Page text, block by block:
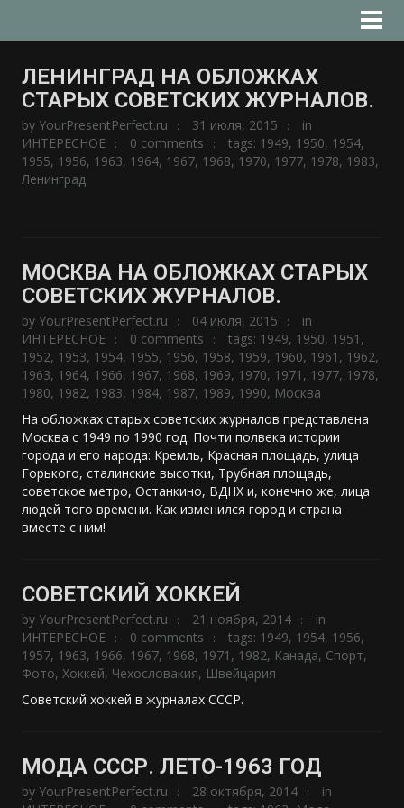
ЛЕНИНГРАД НА ОБЛОЖКАХ
СТАРЫХ СОВЕТСКИХ ЖУРНАЛОВ.
by YourPresentPerfect.ru 31 июля, 2015
in
ИНТЕРЕСНОЕ
0 comments tags: 1949, 1950, 1954,
1955, 1956, 1963, 1964, 1967, 1968, 1970, 1977, 1978, 1983,
Ленинград
МОСКВА НА ОБЛОЖКАХ СТАРЫХ
СОВЕТСКИХ ЖУРНАЛОВ.
by YourPresentPerfect.ru 04 июля, 2015
in
ИНТЕРЕСНОЕ
0 comments tags: 1949, 1950, 1951 ,
1952, 1953, 1954, 1955, 1956, 1958, 1959, 1960, 1961 , 1962,
1963, 1964, 1966, 1967, 1968, 1969, 1970, 1971 , 1977, 1978,
1980, 1982, 1983, 1984, 1987, 1989, 1990, Москва
На обложках старых советских журналов представлена
Москва с 1949 по 1990 год. Почти полвека истории
города и его народа: Кремль, Красная площадь, улица
Горького, сталинские высотки, Трубная площадь,
советское метро, Останкино, ВДНХ и, конечно же, лица
людей того времени. Как изменился город и страна
вместе с ним!
СОВЕТСКИЙ ХОККЕЙ
by YourPresentPerfect.ru 21 ноября, 2014
in
ИНТЕРЕСНОЕ
0 comments tags: 1949, 1954, 1956,
1957, 1963, 1966, 1967, 1968, 1971 , 1982, Канада, Спорт,
Фото, Хоккей, Чехословакия, Швейцария
Советский хоккей в журналах СССР.
МОДА СССР. ЛЕТО-1963 ГОД
by YourPresentPerfect.ru 28 октября, 2014
in